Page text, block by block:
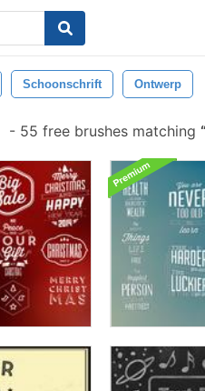
Schoonschrift Ontwerp
- 55 free brushes matching